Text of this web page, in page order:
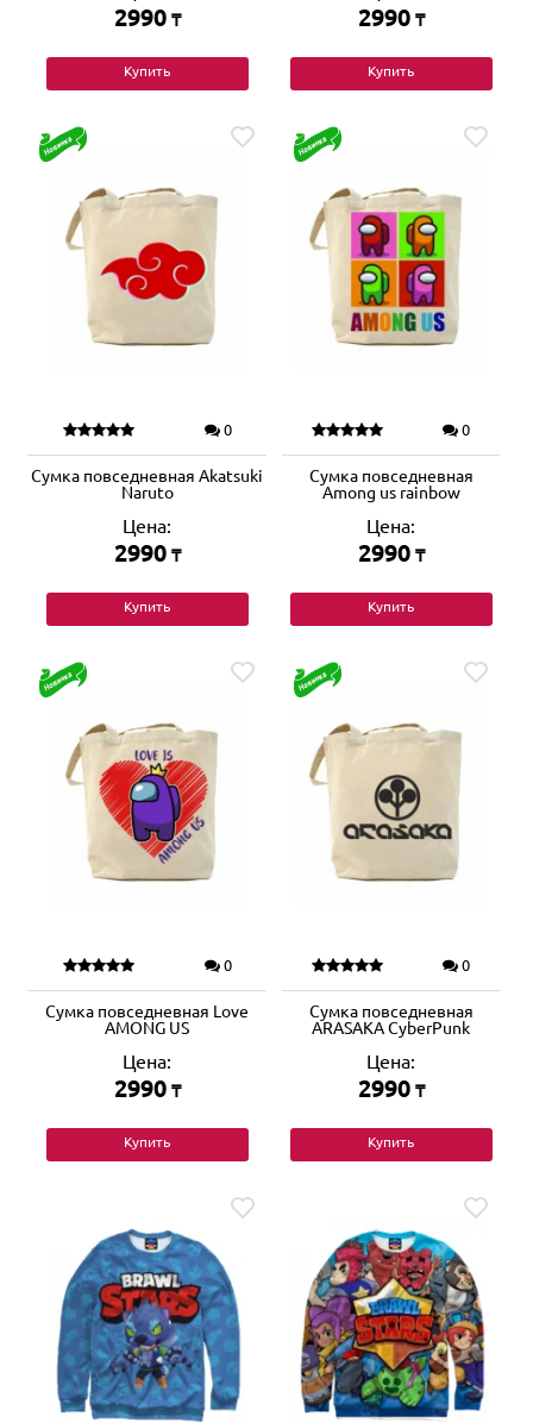
2990 ₸
Купить
2990 ₸
Купить
0
Сумка повседневная Akatsuki
Naruto
Цена:
2990 ₸
Купить
0
Сумка повседневная
Among us rainbow
Цена:
2990 ₸
Купить
0
Сумка повседневная Love
AMONG US
Цена:
2990 ₸
Купить
0
Сумка повседневная
ARASAKA CyberPunk
Цена:
2990 ₸
Купить